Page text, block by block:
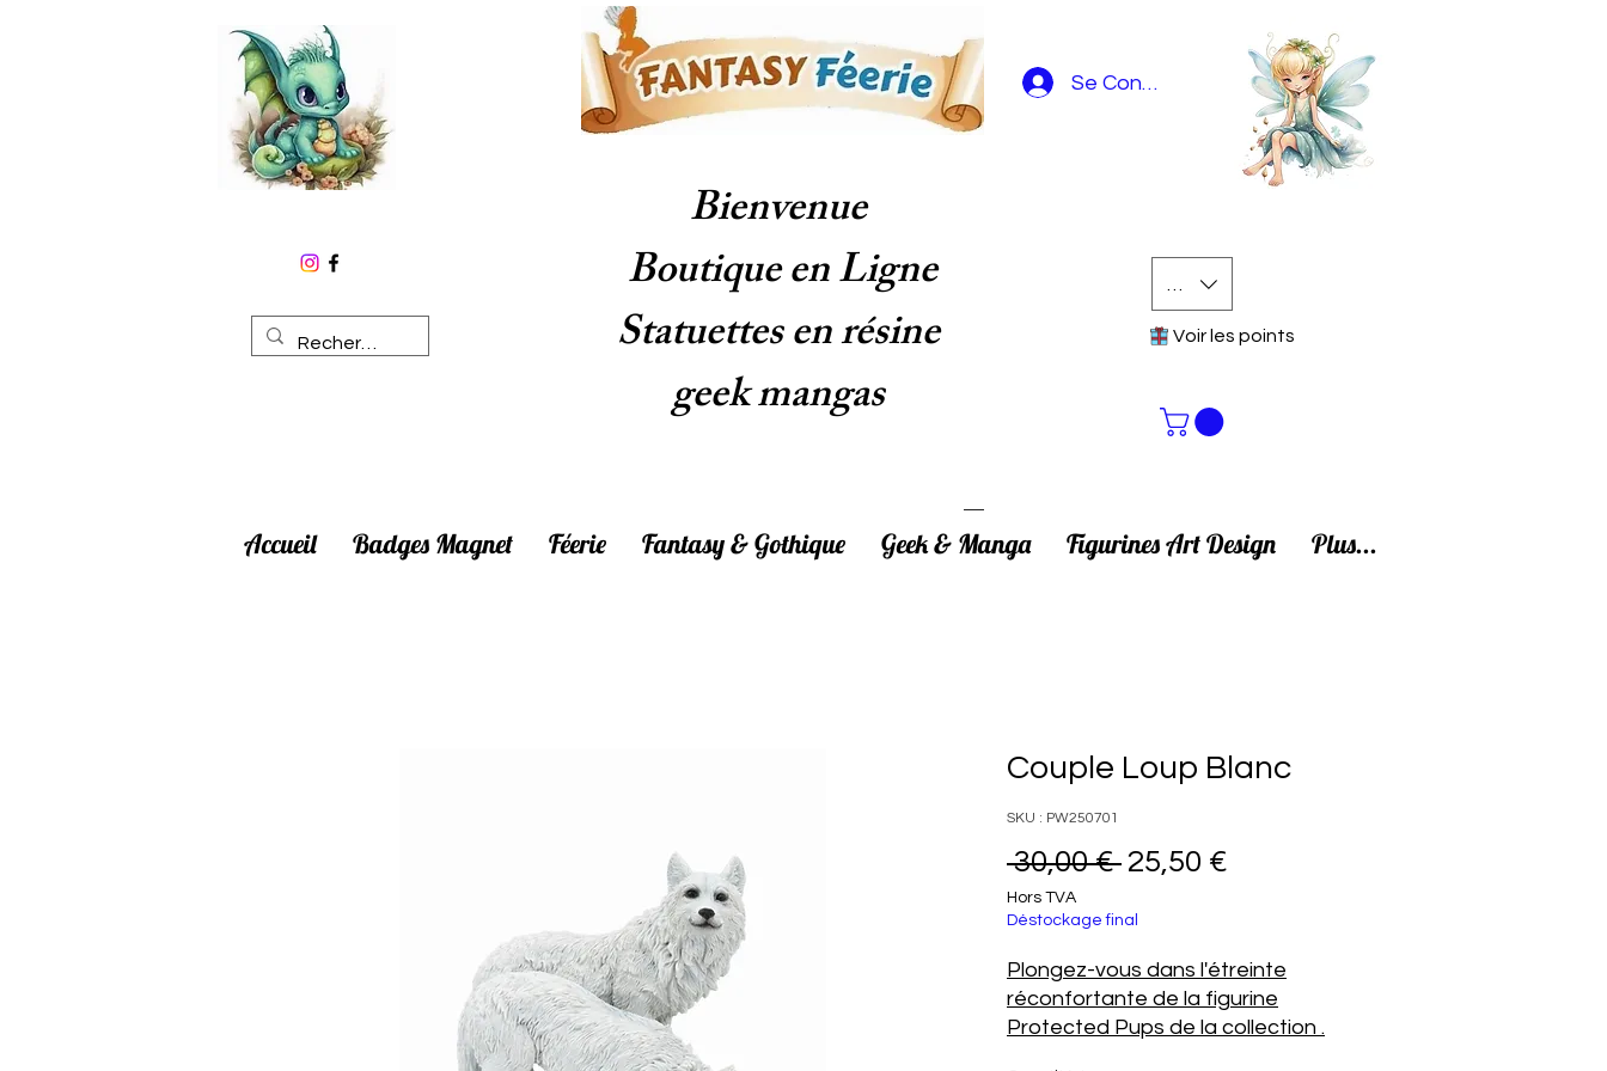
Se Connecter
EUR (€)
Voir les points
Bienvenue
Boutique en Ligne
Statuettes en résine
geek mangas
Accueil Badges Magnet Féerie Fantasy & Gothique Geek & Manga Figurines Art Design Plus...
Couple Loup Blanc
SKU : PW250701
30,00 € Prix original
25,50 €
Hors TVA
Déstockage final
Plongez-vous dans l'étreinte
réconfortante de la figurine
Protected Pups de la collection .